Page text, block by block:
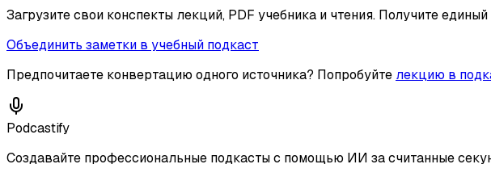
Загрузите свои конспекты лекций, PDF учебника и чтения. Получите
Объединить заметки в учебный подкаст
Предпочитаете конвертацию одного источника? Попробуйте лекцию в
Podcastify
Создавайте профессиональные подкасты с помощью ИИ за считанные